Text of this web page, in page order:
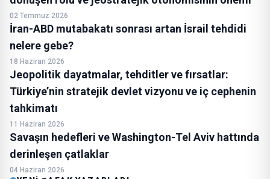
02 Temmuz 2026
İran-ABD mutabakatı sonrası artan İsrail tehdidi
nelere gebe?
18 Haziran 2026
Jeopolitik dayatmalar, tehditler ve fırsatlar:
Türkiye’nin stratejik devlet vizyonu ve iç cephenin
tahkimatı
11 Haziran 2026
Savaşın hedefleri ve Washington-Tel Aviv hattında
derinleşen çatlaklar
04 Haziran 2026